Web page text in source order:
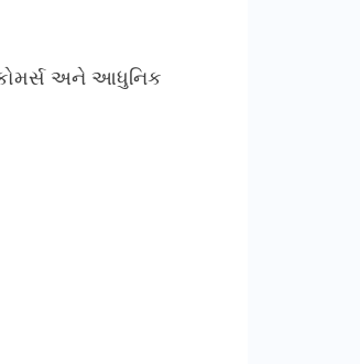
કોમર્સ અને આધુનિક